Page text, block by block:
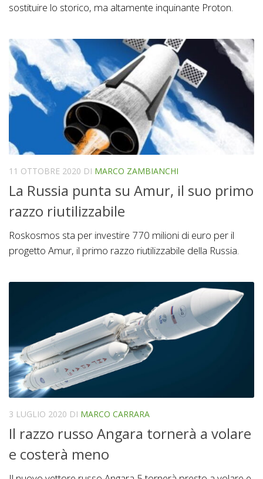
sostituire lo storico, ma altamente inquinante Proton.
11 OTTOBRE 2020 DI MARCO ZAMBIANCHI
La Russia punta su Amur, il suo primo
razzo riutilizzabile
Roskosmos sta per investire 770 milioni di euro per il
progetto Amur, il primo razzo riutilizzabile della Russia.
3 LUGLIO 2020 DI MARCO CARRARA
Il razzo russo Angara tornerà a volare
e costerà meno